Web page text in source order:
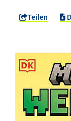
Teilen